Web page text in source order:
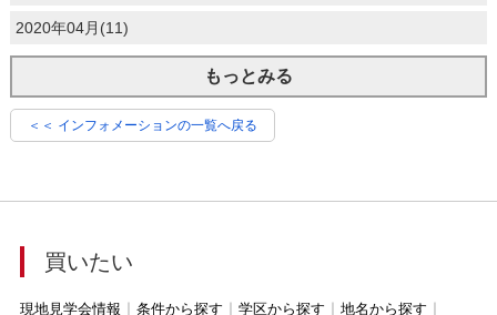
2020年04月(11)
もっとみる
＜＜ インフォメーションの一覧へ戻る
買いたい
現地見学会情報 条件から探す 学区から探す
地名から探す